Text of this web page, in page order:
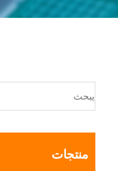
منتجات